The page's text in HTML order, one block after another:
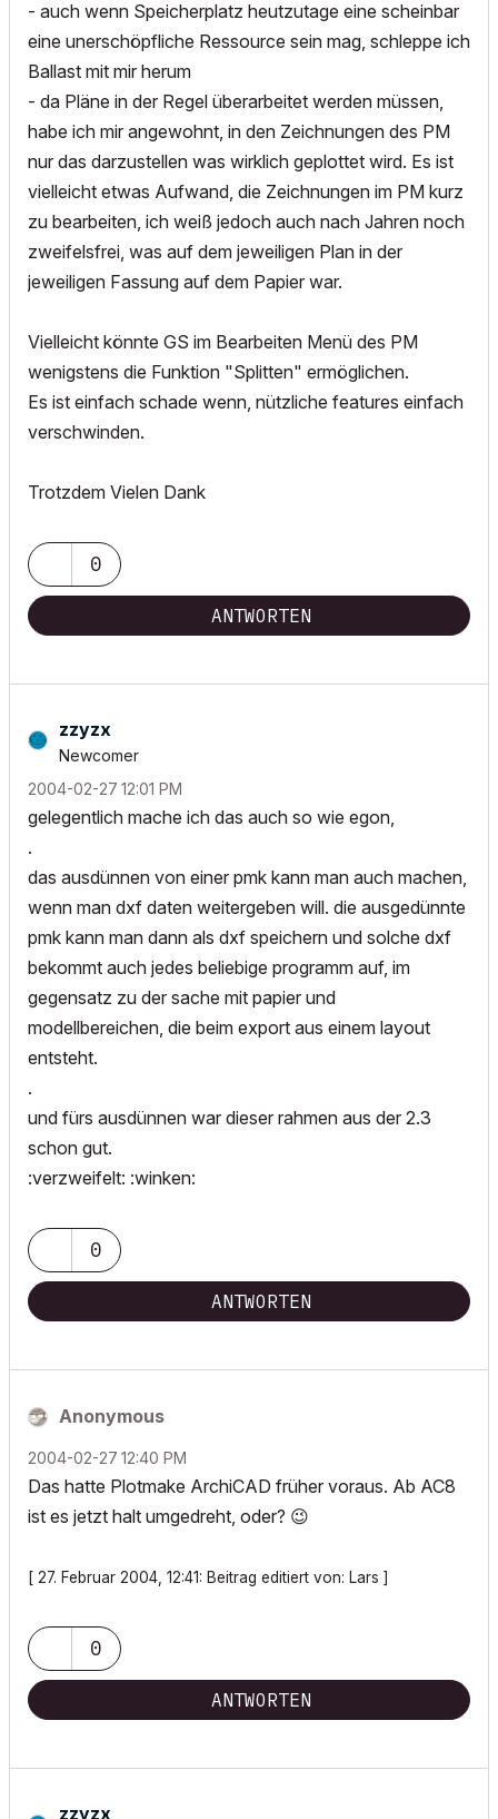
- auch wenn Speicherplatz heutzutage eine scheinbar
eine unerschöpfliche Ressource sein mag, schleppe ich
Ballast mit mir herum
- da Pläne in der Regel überarbeitet werden müssen,
habe ich mir angewohnt, in den Zeichnungen des PM
nur das darzustellen was wirklich geplottet wird. Es ist
vielleicht etwas Aufwand, die Zeichnungen im PM kurz
zu bearbeiten, ich weiß jedoch auch nach Jahren noch
zweifelsfrei, was auf dem jeweiligen Plan in der
jeweiligen Fassung auf dem Papier war.
Vielleicht könnte GS im Bearbeiten Menü des PM
wenigstens die Funktion "Splitten" ermöglichen.
Es ist einfach schade wenn, nützliche features einfach
verschwinden.
Trotzdem Vielen Dank
0
ANTWORTEN
zzyzx
Newcomer
‎2004-02-27 12:01 PM
gelegentlich mache ich das auch so wie egon,
.
das ausdünnen von einer pmk kann man auch machen,
wenn man dxf daten weitergeben will. die ausgedünnte
pmk kann man dann als dxf speichern und solche dxf
bekommt auch jedes beliebige programm auf, im
gegensatz zu der sache mit papier und
modellbereichen, die beim export aus einem layout
entsteht.
.
und fürs ausdünnen war dieser rahmen aus der 2.3
schon gut.
:verzweifelt: :winken:
0
ANTWORTEN
Anonymous
‎2004-02-27 12:40 PM
Das hatte Plotmake ArchiCAD früher voraus. Ab AC8
ist es jetzt halt umgedreht, oder? 😉
[ 27. Februar 2004, 12:41: Beitrag editiert von: Lars ]
0
ANTWORTEN
zzyzx